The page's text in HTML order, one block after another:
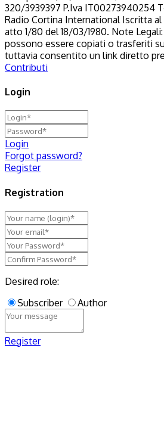
320/3939397 P.Iva IT00273940254
Radio Cortina International Iscritta
atto 1/80 del 18/03/1980. Note
possono essere copiati o trasferiti
tuttavia consentito un link diretto
Contributi
Login
Login
Forgot password?
Register
Registration
Desired role:
Subscriber
Author
Register